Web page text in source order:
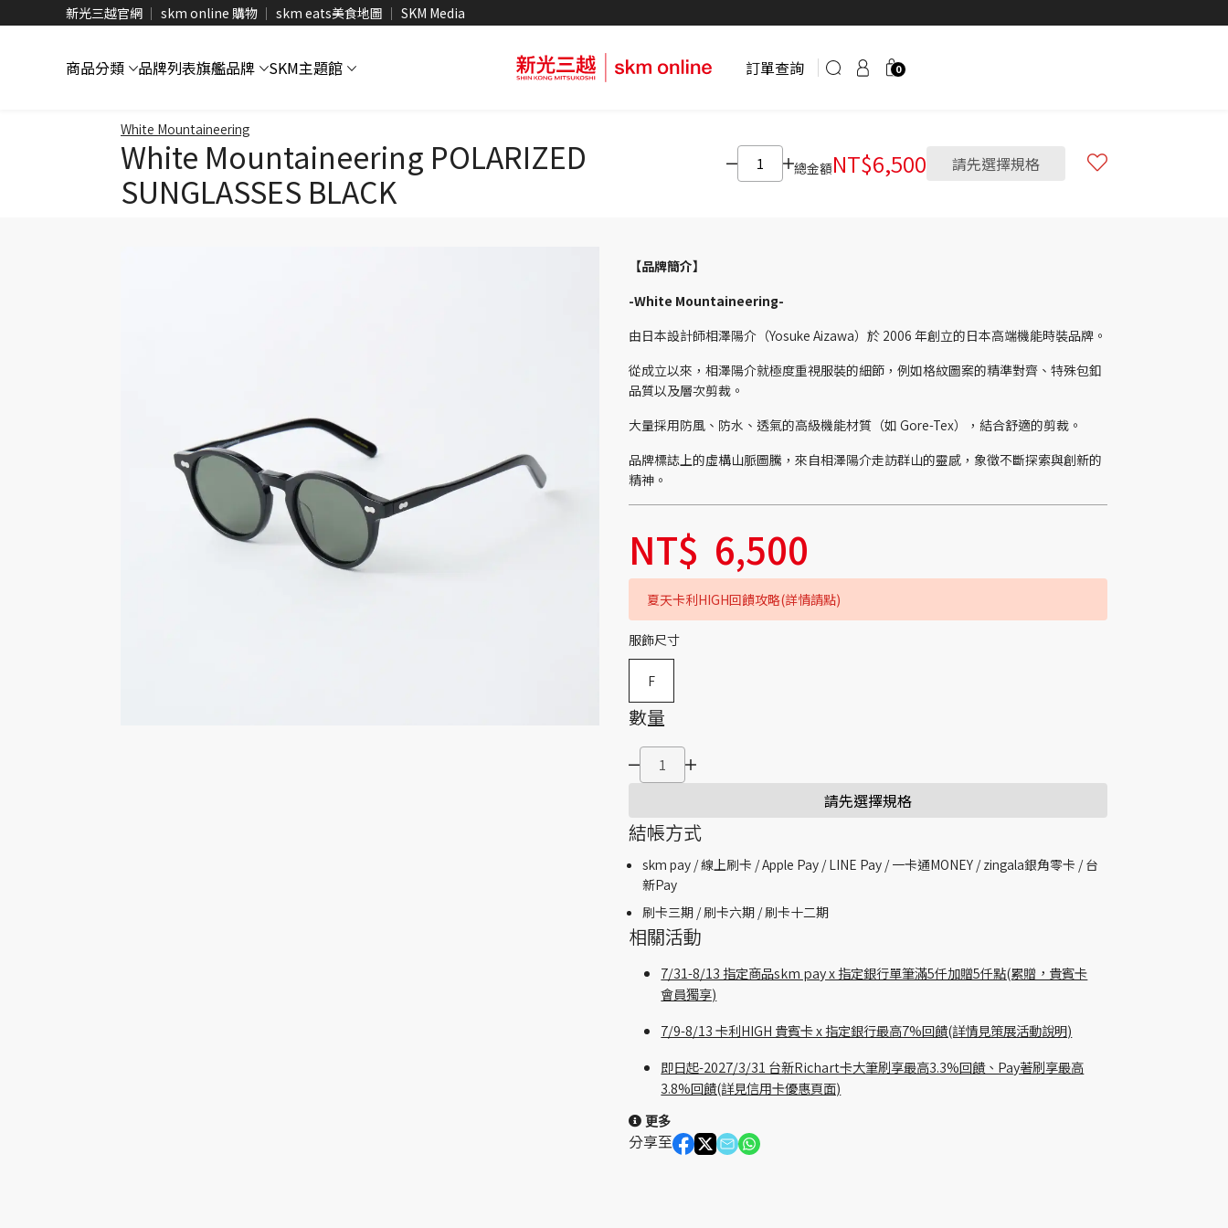
新光三越官網 skm online 購物 skm eats美食地圖 SKM Media
商品分類 品牌列表旗艦品牌 SKM主題館 訂單查詢 0
White Mountaineering
White Mountaineering POLARIZED
SUNGLASSES BLACK
總金額NT$6,500 請先選擇規格
【品牌簡介】
-White Mountaineering-
由日本設計師相澤陽介（Yosuke Aizawa）於 2006 年創立的日本高端機能時裝品牌。
從成立以來，相澤陽介就極度重視服裝的細節，例如格紋圖案的精準對齊、特殊包釦
品質以及層次剪裁。
大量採用防風、防水、透氣的高級機能材質（如 Gore-Tex），結合舒適的剪裁。
品牌標誌上的虛構山脈圖騰，來自相澤陽介走訪群山的靈感，象徵不斷探索與創新的
精神。
NT$ 6,500
夏天卡利HIGH回饋攻略(詳情請點)
服飾尺寸
F
數量
請先選擇規格
結帳方式
skm pay /線上刷卡 / Apple Pay /LINE Pay / 一卡通MONEY /zingala銀角零卡 /台
新Pay
刷卡三期 /刷卡六期 /刷卡十二期
相關活動
7/31-8/13 指定商品skm pay x 指定銀行單筆滿5仟加贈5仟點(累贈，貴賓卡
會員獨享)
7/9-8/13 卡利HIGH 貴賓卡 x 指定銀行最高7%回饋(詳情見策展活動說明)
即日起-2027/3/31 台新Richart卡大筆刷享最高3.3%回饋、Pay著刷享最高
3.8%回饋(詳見信用卡優惠頁面)
更多
分享至